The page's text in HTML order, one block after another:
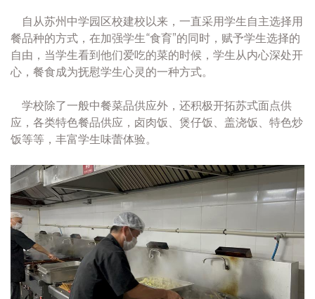
自从苏州中学园区校建校以来，一直采用学生自主选择用
餐品种的方式，在加强学生“食育”的同时，赋予学生选择的
自由，当学生看到他们爱吃的菜的时候，学生从内心深处开
心，餐食成为抚慰学生心灵的一种方式。
学校除了一般中餐菜品供应外，还积极开拓苏式面点供
应，各类特色餐品供应，卤肉饭、煲仔饭、盖浇饭、特色炒
饭等等，丰富学生味蕾体验。